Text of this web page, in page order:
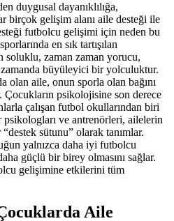
duygusal dayanıklılığa,
birçok gelişim alanı aile desteği ile
futbolcu gelişimi için neden bu
en sık tartışılan
zaman zaman yorucu,
büyüleyici bir yolculuktur.
olan aile, onun sporla olan bağını
psikolojisine son derece
çalışan futbol okullarından biri
psikologları ve antrenörleri, ailelerin
sütunu” olarak tanımlar.
yalnızca daha iyi futbolcu
güçlü bir birey olmasını sağlar.
gelişimine etkilerini tüm
Aile